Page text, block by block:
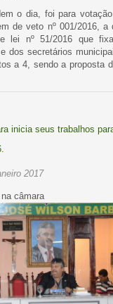
o dia, foi para
de veto nº 001/2016, a
lei nº 51/2016 que
dos secretários
a 4, sendo a proposta
inicia seus trabalhos
2017
câmara